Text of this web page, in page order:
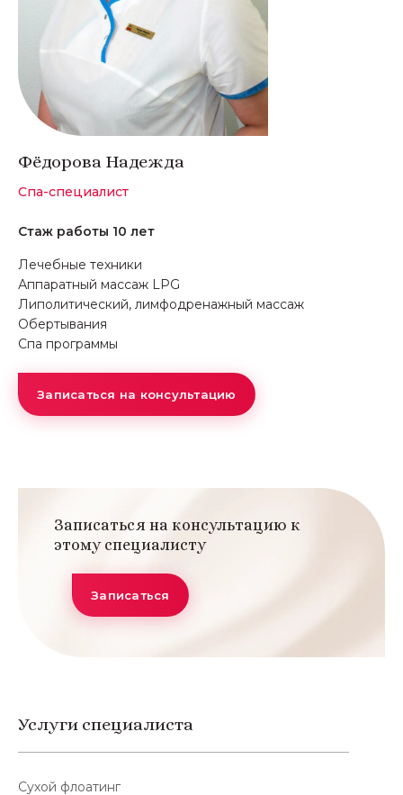
Записаться на консультацию к
этому специалисту
Записаться
Услуги специалиста
Сухой флоатинг
Фёдорова Надежда
Спа-специалист
Стаж работы 10 лет
Лечебные техники
Аппаратный массаж LPG
Липолитический, лимфодренажный массаж
Обертывания
Спа программы
Записаться на консультацию